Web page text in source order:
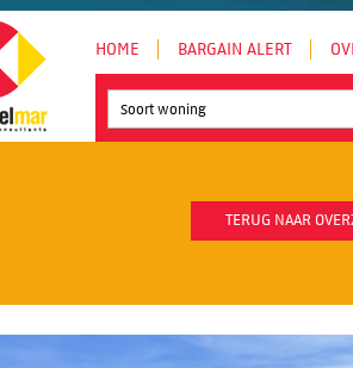
HOME BARGAIN ALERT
Soort woning
TERUG NAAR